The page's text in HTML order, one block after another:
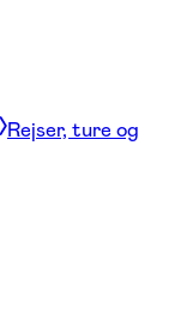
Rejser, ture og